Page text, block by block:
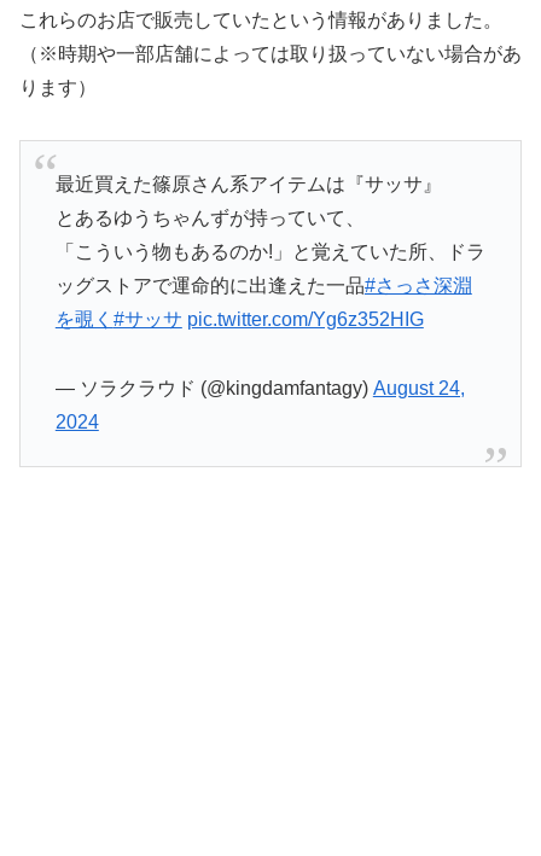
これらのお店で販売していたという情報がありました。
（※時期や一部店舗によっては取り扱っていない場合があ
ります）
最近買えた篠原さん系アイテムは『サッサ』
とあるゆうちゃんずが持っていて、
「こういう物もあるのか!」と覚えていた所、ドラ
ッグストアで運命的に出逢えた一品#さっさ深淵
を覗く #サッサ pic.twitter.com/Yg6z352HIG
— ソラクラウド (@kingdamfantagy) August 24,
2024